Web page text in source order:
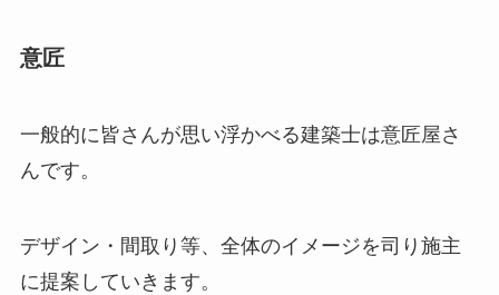
意匠
一般的に皆さんが思い浮かべる建築士は意匠屋さ
んです。
デザイン・間取り等、全体のイメージを司り施主
に提案していきます。